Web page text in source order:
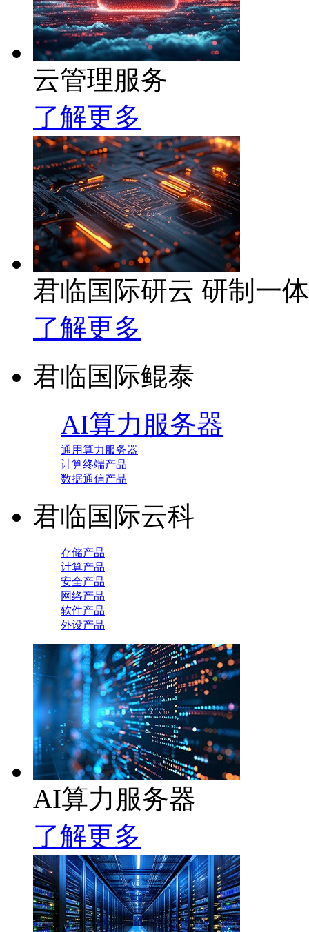
云管理服务
了解更多
君临国际研云 研制一
了解更多
君临国际鲲泰
AI算力服务器
通用算力服务器
计算终端产品
数据通信产品
君临国际云科
存储产品
计算产品
安全产品
网络产品
软件产品
外设产品
AI算力服务器
了解更多